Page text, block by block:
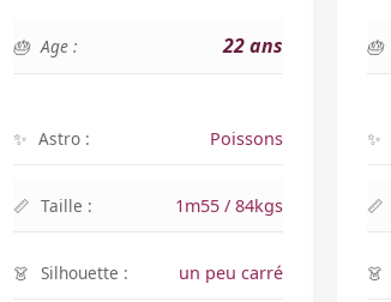
Age : 22 ans
Astro : Poissons
Taille : 1m55 / 84kgs
Silhouette : un peu carré